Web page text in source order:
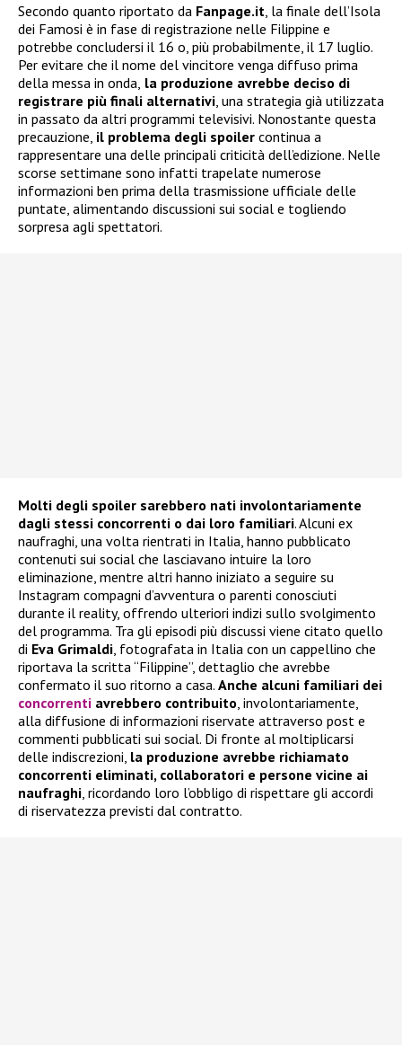
Secondo quanto riportato da Fanpage.it , la finale dell’Isola
dei Famosi è in fase di registrazione nelle Filippine e
potrebbe concludersi il 16 o, più probabilmente, il 17 luglio.
Per evitare che il nome del vincitore venga diffuso prima
della messa in onda, la produzione avrebbe deciso di
registrare più finali alternativi , una strategia già utilizzata
in passato da altri programmi televisivi. Nonostante questa
precauzione, il problema degli spoiler continua a
rappresentare una delle principali criticità dell’edizione. Nelle
scorse settimane sono infatti trapelate numerose
informazioni ben prima della trasmissione ufficiale delle
puntate, alimentando discussioni sui social e togliendo
sorpresa agli spettatori.
Molti degli spoiler sarebbero nati involontariamente
dagli stessi concorrenti o dai loro familiari. Alcuni ex
naufraghi, una volta rientrati in Italia, hanno pubblicato
contenuti sui social che lasciavano intuire la loro
eliminazione, mentre altri hanno iniziato a seguire su
Instagram compagni d’avventura o parenti conosciuti
durante il reality, offrendo ulteriori indizi sullo svolgimento
del programma. Tra gli episodi più discussi viene citato quello
di Eva Grimaldi , fotografata in Italia con un cappellino che
riportava la scritta “Filippine”, dettaglio che avrebbe
confermato il suo ritorno a casa. Anche alcuni familiari dei
concorrenti avrebbero contribuito , involontariamente,
alla diffusione di informazioni riservate attraverso post e
commenti pubblicati sui social. Di fronte al moltiplicarsi
delle indiscrezioni, la produzione avrebbe richiamato
concorrenti eliminati, collaboratori e persone vicine ai
naufraghi , ricordando loro l’obbligo di rispettare gli accordi
di riservatezza previsti dal contratto.